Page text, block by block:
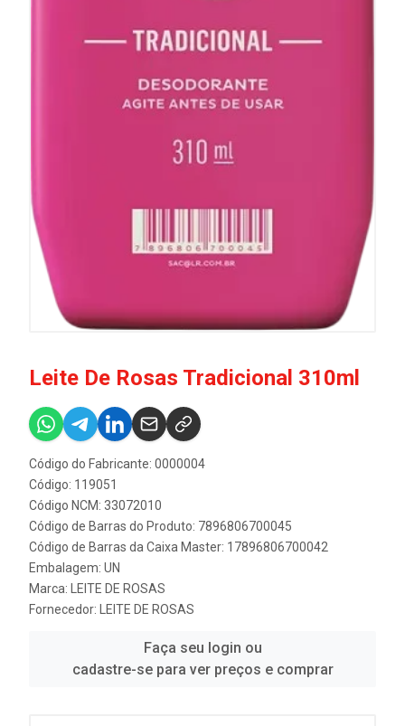
Leite De Rosas Tradicional 310ml
Código do Fabricante: 0000004
Código: 119051
Código NCM: 33072010
Código de Barras do Produto: 7896806700045
Código de Barras da Caixa Master: 17896806700042
Embalagem: UN
Marca: LEITE DE ROSAS
Fornecedor: LEITE DE ROSAS
Faça seu login ou
cadastre-se para ver preços e comprar